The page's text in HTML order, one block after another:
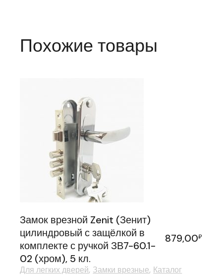
Похожие товары
Замок врезной Zenit (Зенит)
цилиндровый с защёлкой в
комплекте с ручкой ЗВ7-60.1-
02 (хром), 5 кл.
879,00₽
Для легких дверей Замки врезные Каталог